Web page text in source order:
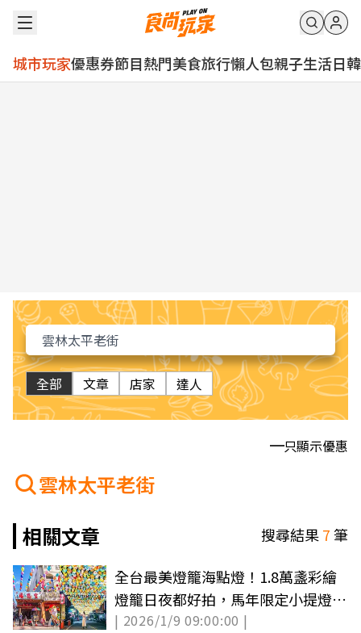
城市玩家優惠券節目熱門美食旅行懶人包親子生活日韓
全部 文章 店家 達人
只顯示優惠
雲林太平老街
相關文章
搜尋結果7筆
全台最美燈籠海點燈！1.8萬盞彩繪
燈籠日夜都好拍，馬年限定小提燈免
費拿
| 2026/1/9 09:00:00 |